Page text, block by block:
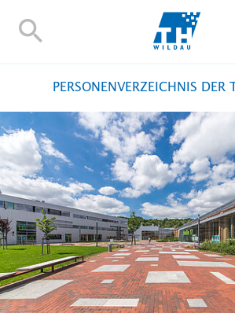
TH-
FORSCHUNG UND TRANSFER
ALUMNI
HOCHSCHULE
INTERNATIONAL
BESCHÄFTIGTE
Blogs Kontakt und Anfahrt Webmail
TH Online-Portal Personensuche
PERSONENVERZEICHNIS DER